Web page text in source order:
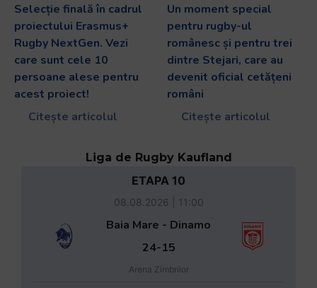
Selecție finală în cadrul
proiectului Erasmus+
Rugby NextGen. Vezi
care sunt cele 10
persoane alese pentru
acest proiect!
Citește articolul
Un moment special
pentru rugby-ul
românesc și pentru trei
dintre Stejari, care au
devenit oficial cetățeni
români
Citește articolul
Liga de Rugby Kaufland
ETAPA 10
08.08.2026 | 11:00
Baia Mare - Dinamo
24-15
Arena Zimbrilor